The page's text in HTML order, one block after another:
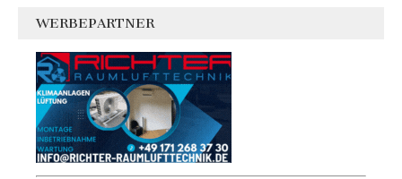
WERBEPARTNER